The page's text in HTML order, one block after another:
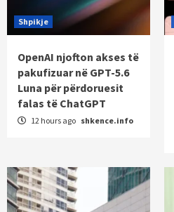
Shpikje
OpenAI njofton akses të
pakufizuar në GPT-5.6
Luna për përdoruesit
falas të ChatGPT
12 hours ago shkence.info